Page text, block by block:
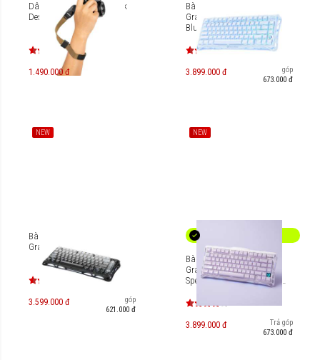
Dây đeo tay máy ảnh Peak
Design Cuff
1.490.000 đ
Bàn phím cơ Gaming
Gravastar Mercury K1 - Ice
Blue [GS-K1_BLU]
3.899.000 đ
Trả góp
673.000 đ
NEW
Bàn phím cơ Gaming
Gravastar Mercury K1
3.599.000 đ
Trả góp
621.000 đ
NEW
Bàn phím Gaming
Gravastar Mercury K1
Special Edition - Lavender
3.899.000 đ
Trả góp
673.000 đ